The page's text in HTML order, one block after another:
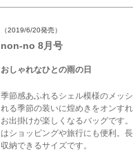
（2019/6/20発売）
non-no 8月号
おしゃれなひとの雨の日
季節感あふれるシェル模様のメッ
れる季節の装いに煌めきをオンす
お出掛けが楽しくなるバッグです
はショッピングや旅行にも便利。
収納できるサイズです。